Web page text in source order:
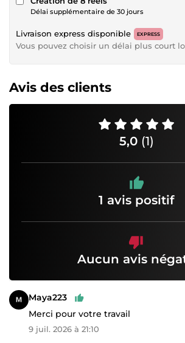
Délai supplémentaire de 30 jours
Livraison express disponible EXPRESS
Vous pouvez choisir un délai plus court
Avis des clients
5,0 (1)
1 avis positif
Aucun avis
Maya223
Merci pour votre travail
9 juil. 2026 à 21:10